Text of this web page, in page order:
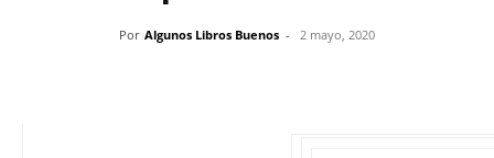
Por Algunos Libros Buenos - 2 mayo, 2020